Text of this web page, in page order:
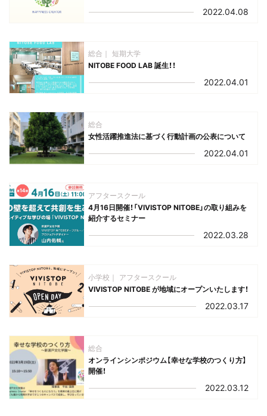
2022.04.08
総合
短期大学
NITOBE FOOD LAB 誕生！！
2022.04.01
総合
女性活躍推進法に基づく行動計画の公表について
2022.04.01
アフタースクール
4月16日開催！「VIVISTOP NITOBE」の取り組みを
紹介するセミナー
2022.03.28
小学校
アフタースクール
VIVISTOP NITOBE が地域にオープンいたします！
2022.03.17
総合
オンラインシンポジウム【幸せな学校のつくり方】
開催！
2022.03.12